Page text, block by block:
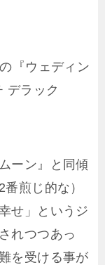
『ウェディン
デラック
ーン』と同傾
煎じ的な）
せ」というジ
れつつあっ
を受ける事が